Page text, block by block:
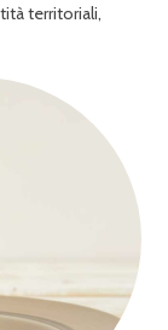
territoriali,